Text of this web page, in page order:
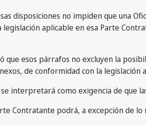
disposiciones no impiden que una
aplicable en esa Parte
esos párrafos no excluyen la
de conformidad con la legislación
interpretará como exigencia de que
Contratante podrá, a excepción de